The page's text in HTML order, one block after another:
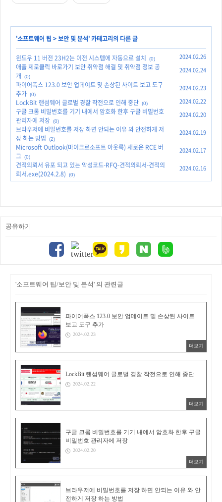
'소프트웨어 팁 >보안 및 분석' 카테고리의 다른 글
윈도우 11 버전 23H2는 이전 시스템에 자동으로 설치 (0) 2024.02.26
애플 제로클릭 바로가기 보안 취약점 해결 및 취약점 정보 공
개
(0)
2024.02.24
파이어폭스 123.0 보안 업데이트 및 손상된 사이트 보고 도구
추가 (0)
2024.02.23
LockBit 랜섬웨어 글로벌 경찰 작전으로 인해 중단 (0) 2024.02.22
구글 크롬 비밀번호를 기기 내에서 암호화 한후 구글 비밀번호
관리자에 저장 (0)
2024.02.20
브라우저에 비밀번호를 저장 하면 안되는 이유 와 안전하게 저
장 하는 방법
(2)
2024.02.19
Microsoft Outlook(마이크로소프트 아웃룩) 새로운 RCE 버
그 (0)
2024.02.17
견적의뢰서 유포 되고 있는 악성코드-RFQ-견적의뢰서-견적의
뢰서.exe(2024.2.8)
(0)
2024.02.16
공유하기
'소프트웨어 팁/보안 및 분석' 의 관련글
파이어폭스 123.0 보안 업데이트 및 손상된 사이트
보고 도구 추가
2024.02.23
더보기
LockBit 랜섬웨어 글로벌 경찰 작전으로 인해 중단
2024.02.22
더보기
구글 크롬 비밀번호를 기기 내에서 암호화 한후 구글
비밀번호 관리자에 저장
2024.02.20
더보기
브라우저에 비밀번호를 저장 하면 안되는 이유 와 안
전하게 저장 하는 방법